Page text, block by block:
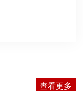
查看更多